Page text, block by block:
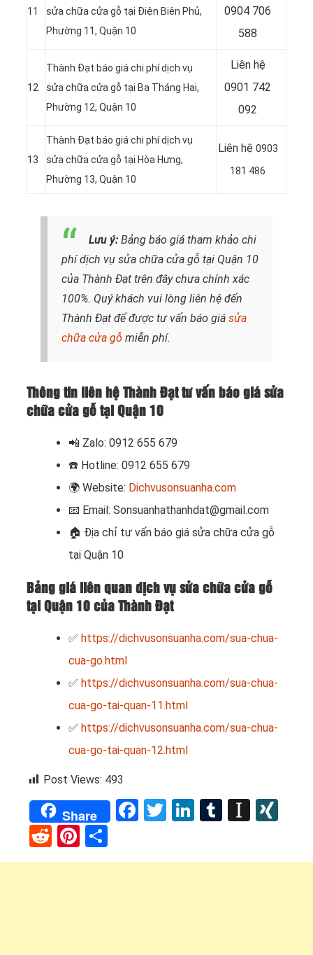
11
sửa chữa cửa gỗ tại Điện Biên Phủ,
Phường 11, Quận 10
0904 706
588
12
Thành Đạt báo giá chi phí dịch vụ
sửa chữa cửa gỗ tại Ba Tháng Hai,
Phường 12, Quận 10
Liên hệ
0901 742
092
13
Thành Đạt báo giá chi phí dịch vụ
sửa chữa cửa gỗ tại Hòa Hưng,
Phường 13, Quận 10
Liên hệ 0903
181 486
Lưu ý: Bảng báo giá tham khảo chi
phí dịch vụ sửa chữa cửa gỗ tại Quận 10
của Thành Đạt trên đây chưa chính xác
100%. Quý khách vui lòng liên hệ đến
Thành Đạt để được tư vấn báo giá sửa
chữa cửa gỗ miễn phí.
Thông tin liên hệ Thành Đạt tư vấn báo giá sửa
chữa cửa gỗ tại Quận 10
📲 Zalo: 0912 655 679
☎️ Hotline: 0912 655 679
🌍 Website: Dichvusonsuanha.com
📧 Email: Sonsuanhathanhdat@gmail.com
🏠 Địa chỉ tư vấn báo giá sửa chữa cửa gỗ
tại Quận 10
Bảng giá liên quan dịch vụ sửa chữa cửa gỗ
tại Quận 10 của Thành Đạt
✅ https://dichvusonsuanha.com/sua-chua-
cua-go.html
✅ https://dichvusonsuanha.com/sua-chua-
cua-go-tai-quan-11.html
✅ https://dichvusonsuanha.com/sua-chua-
cua-go-tai-quan-12.html
Post Views: 493
Share Facebook
TwitterLinkedIn
Tumblr
RedditPinterest